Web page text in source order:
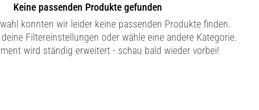
Keine passenden Produkte gefunden
konnten wir leider keine passenden Produkte finden.
Filtereinstellungen oder wähle eine andere Kategorie.
wird ständig erweitert - schau bald wieder vorbei!